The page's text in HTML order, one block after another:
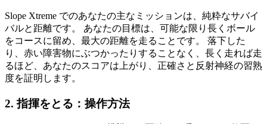
Slope Xtreme でのあなたの主なミッションは、純粋なサバイ
バルと距離です。 あなたの目標は、可能な限り長くボール
をコースに留め、最大の距離を走ることです。 落下した
り、赤い障害物にぶつかったりすることなく、長く走れば走
るほど、あなたのスコアは上がり、正確さと反射神経の習熟
度を証明します。
2. 指揮をとる：操作方法